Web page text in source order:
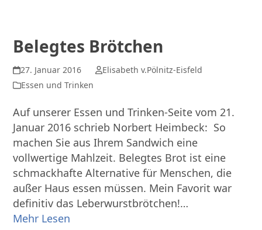
Belegtes Brötchen
27. Januar 2016
Elisabeth v.Pölnitz-Eisfeld
Essen und Trinken
Auf unserer Essen und Trinken-Seite vom 21.
Januar 2016 schrieb Norbert Heimbeck: So
machen Sie aus Ihrem Sandwich eine
vollwertige Mahlzeit. Belegtes Brot ist eine
schmackhafte Alternative für Menschen, die
außer Haus essen müssen. Mein Favorit war
definitiv das Leberwurstbrötchen!…
Mehr Lesen